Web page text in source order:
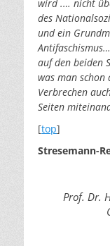
wird .… nicht
des
und ein
auf den beiden
was man schon
Verbrechen
Seiten
[top]
Stresemann-
Prof. Dr.